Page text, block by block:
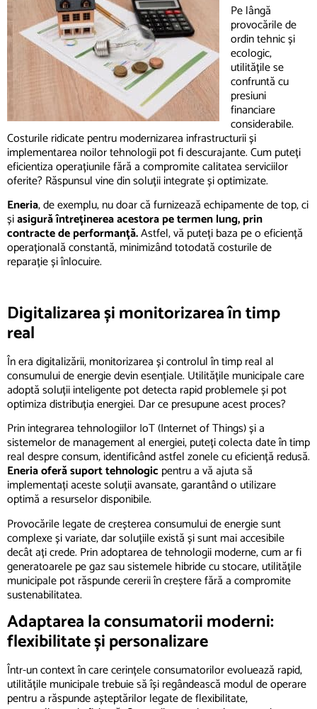
Pe lângă
provocările de
ordin tehnic și
ecologic,
utilitățile se
confruntă cu
presiuni
financiare
considerabile.
Costurile ridicate pentru modernizarea infrastructurii și
implementarea noilor tehnologii pot fi descurajante. Cum puteți
eficientiza operațiunile fără a compromite calitatea serviciilor
oferite? Răspunsul vine din soluții integrate și optimizate.
Eneria, de exemplu, nu doar că furnizează echipamente de top, ci
șiasigură întreținerea acestora pe termen lung, prin
contracte de performanță.Astfel, vă puteți baza pe o eficiență
operațională constantă, minimizând totodată costurile de
reparație și înlocuire.
Digitalizarea și monitorizarea în timp
real
În era digitalizării, monitorizarea și controlul în timp real al
consumului de energie devin esențiale. Utilitățile municipale care
adoptă soluții inteligente pot detecta rapid problemele și pot
optimiza distribuția energiei. Dar ce presupune acest proces?
Prin integrarea tehnologiilor IoT (Internet of Things) și a
sistemelor de management al energiei, puteți colecta date în timp
real despre consum, identificând astfel zonele cu eficiență redusă.
Eneria oferă suport tehnologic pentru a vă ajuta să
implementați aceste soluții avansate, garantând o utilizare
optimă a resurselor disponibile.
Provocările legate de creșterea consumului de energie sunt
complexe și variate, dar soluțiile există și sunt mai accesibile
decât ați crede. Prin adoptarea de tehnologii moderne, cum ar fi
generatoarele pe gaz sau sistemele hibride cu stocare, utilitățile
municipale pot răspunde cererii în creștere fără a compromite
sustenabilitatea.
Adaptarea la consumatorii moderni:
flexibilitate și personalizare
Într-un context în care cerințele consumatorilor evoluează rapid,
utilitățile municipale trebuie să își regândească modul de operare
pentru a răspunde așteptărilor legate de flexibilitate,